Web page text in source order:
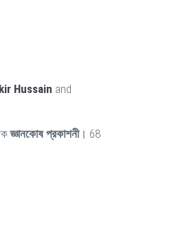
Hussain and
জ্ঞানকোষ প্রকাশনী। 68